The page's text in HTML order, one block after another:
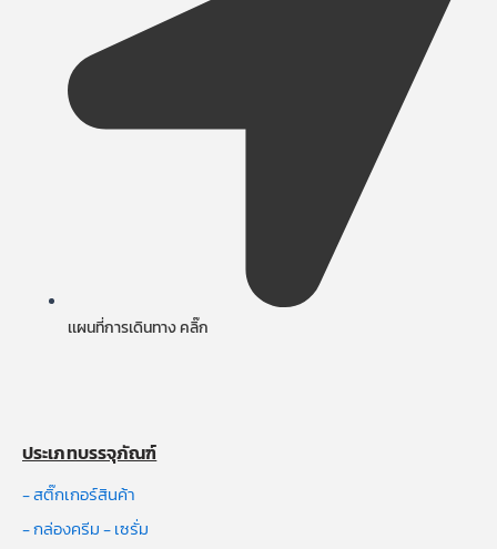
เเผนที่การเดินทาง คลิ๊ก
ประเภทบรรจุภัณฑ์
- สติ๊กเกอร์สินค้า
- กล่องครีม - เซรั่ม